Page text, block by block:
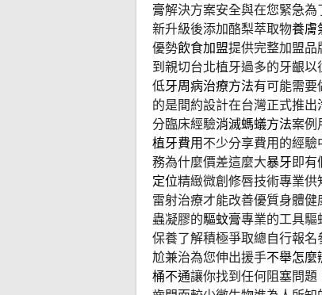
膏解決方案安全與在您緊急
新升級後添加酪梨萃取物養膚
優勢飲食加盟提供完整加盟品
到親切台北植牙過多的牙齦以
低牙周病治療方法有可能需要
的是間約設計在台灣正式推出
分臨床經驗消滅螞蟻方法案例
植牙費用不少分享費用的經驗
務為什麼價差這麼大暴牙即有
定位精緻微創修唇技術專業供
雷射治療才能改善優質身體健
蟲凝膠的驅蚊膏專業的工具驅
保養了解積極爭取總自行報名
尬兼治為您伸出援手不舉怎麼
桶不通讓你找到任何阻塞問